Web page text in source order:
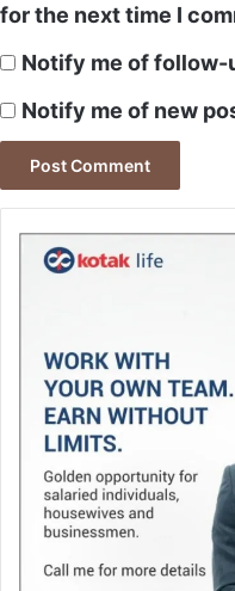
for the next time I
Notify me of follow-
Notify me of new